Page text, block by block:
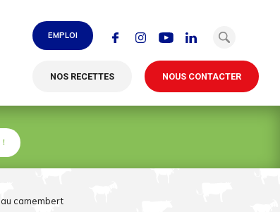
EMPLOI
NOS RECETTES NOUS CONTACTER
!
camembert